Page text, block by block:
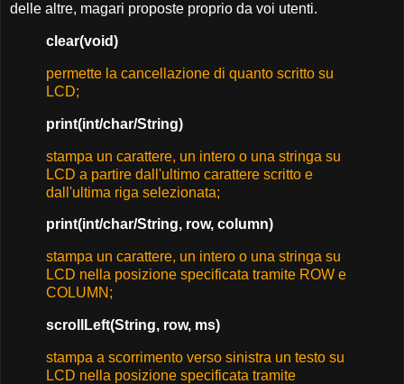
delle altre, magari proposte proprio da voi utenti.
clear(void)
permette la cancellazione di quanto scritto su
LCD;
print(int/char/String)
stampa un carattere, un intero o una stringa su
LCD a partire dall'ultimo carattere scritto e
dall'ultima riga selezionata;
print(int/char/String, row, column)
stampa un carattere, un intero o una stringa su
LCD nella posizione specificata tramite ROW e
COLUMN;
scrollLeft(String, row, ms)
stampa a scorrimento verso sinistra un testo su
LCD nella posizione specificata tramite